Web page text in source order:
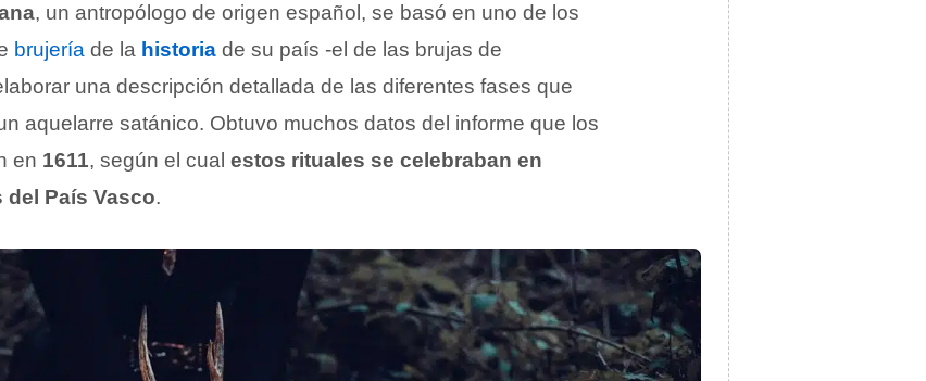
, un antropólogo de origen español, se basó en uno de los
brujería de la historia de su país -el de las brujas de
una descripción detallada de las diferentes fases que
aquelarre satánico. Obtuvo muchos datos del informe que los
en 1611, según el cual estos rituales se celebraban en
País Vasco.